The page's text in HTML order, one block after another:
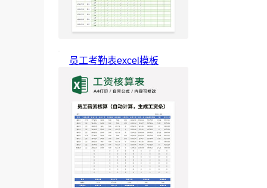
员工考勤表excel模板